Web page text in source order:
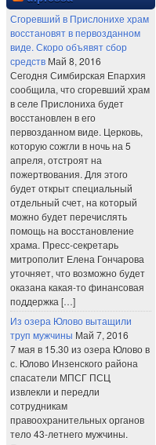
Сгоревший в Прислонихе храм
восстановят в первозданном
виде. Скоро объявят сбор
средств Май 8, 2016
Сегодня Симбирская Епархия
сообщила, что сгоревший храм
в селе Прислониха будет
восстановлен в его
первозданном виде. Церковь,
которую сожгли в ночь на 5
апреля, отстроят на
пожертвования. Для этого
будет открыт специальный
отдельный счет, на который
можно будет перечислять
помощь на восстановление
храма. Пресс-секретарь
митрополит Елена Гончарова
уточняет, что возможно будет
оказана какая-то финансовая
поддержка […]
Из озера Юлово вытащили
труп мужчины Май 7, 2016
7 мая в 15.30 из озера Юлово в
с. Юлово Инзенского района
спасатели МПСГ ПСЦ
извлекли и передли
сотрудникам
правоохранительных органов
тело 43-летнего мужчины.